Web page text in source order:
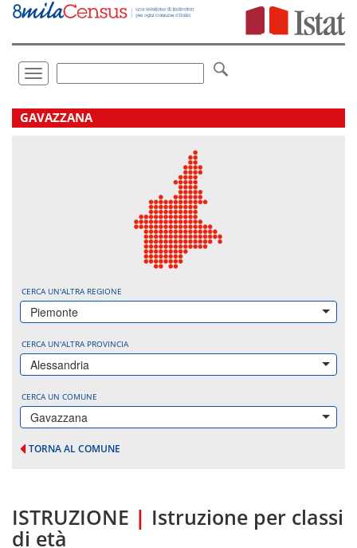
Vai
direttamente
Toggle
navigation
.
GAVAZZANA
CERCA UN'ALTRA REGIONE
Piemonte
CERCA UN'ALTRA PROVINCIA
Alessandria
CERCA UN COMUNE
Gavazzana
TORNA AL COMUNE
ISTRUZIONE | Istruzione per classi
di età